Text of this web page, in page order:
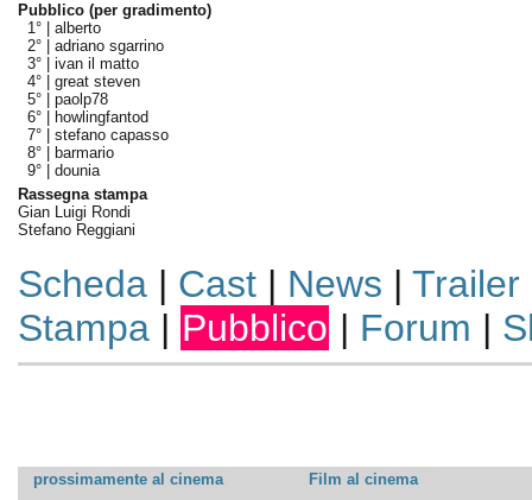
Pubblico (per gradimento)
1° | alberto
2° | adriano sgarrino
3° | ivan il matto
4° | great steven
5° | paolp78
6° |
howlingfantod
7° | stefano capasso
8° |
barmario
9° | dounia
Rassegna stampa
Gian Luigi Rondi
Stefano Reggiani
Scheda| Cast| News | Trailer
Stampa| Pubblico | Forum |
prossimamente al cinema
Film al cinema